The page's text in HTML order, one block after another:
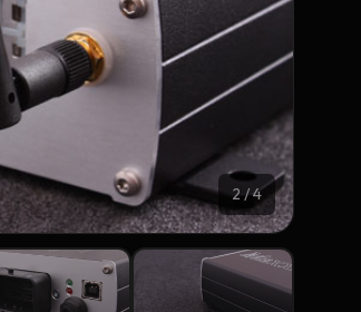
2/ 4